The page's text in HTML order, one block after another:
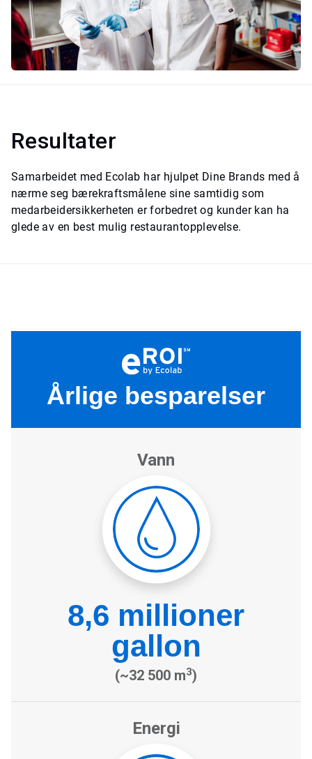
Resultater
Samarbeidet med Ecolab har hjulpet Dine Brands med å
nærme seg bærekraftsmålene sine samtidig som
medarbeidersikkerheten er forbedret og kunder kan ha
glede av en best mulig restaurantopplevelse.